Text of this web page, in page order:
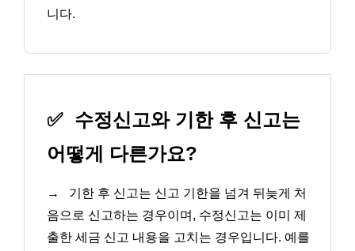
니다.
✅ 수정신고와 기한 후 신고는
어떻게 다른가요?
→
기한 후 신고는 신고 기한을 넘겨 뒤늦게 처
음으로 신고하는 경우이며, 수정신고는 이미 제
출한 세금 신고 내용을 고치는 경우입니다. 예를